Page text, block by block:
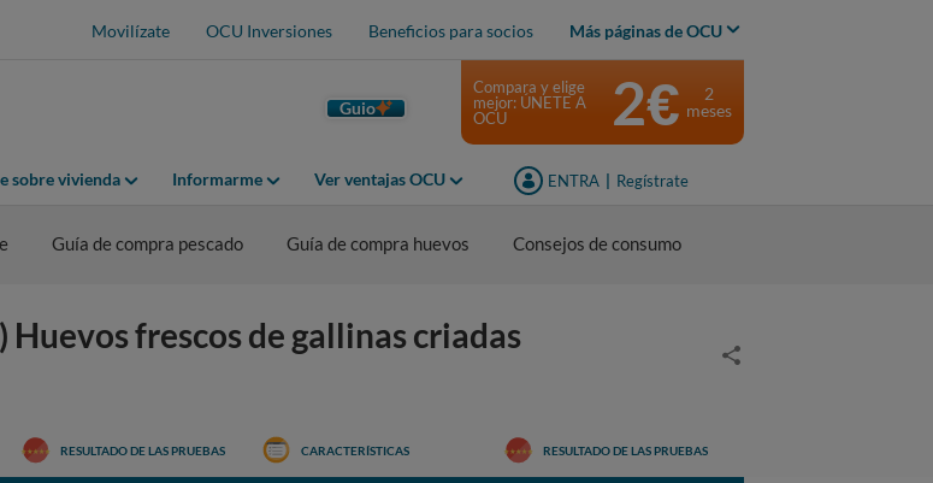
Movilízate OCU Inversiones Beneficios para socios Más páginas de OCU
Guio
sobre vivienda Informarme Ver ventajas OCU ENTRA Regístrate
Compara y elige
mejor: ÚNETE A
OCU
2€
2
meses
Guía de compra pescado Guía de compra huevos Consejos de consumo
frescos de gallinas criadas
RESULTADO DE LAS PRUEBAS CARACTERÍSTICAS RESULTADO DE LAS PRUEBAS